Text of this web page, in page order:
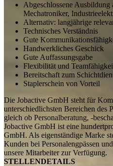
Abgeschlossene Ausbildung
Mechatroniker,
Alternativ: langjährige
Technisches Verständnis
Gute
Handwerkliches Geschick
Gute Auffassungsgabe
Flexibilität und
Bereitschaft zum
Staplerschein von Vorteil
Die Jobactive GmbH steht für
unterschiedlichsten Bereichen des
gleich ob Personalberatung, -
Jobactive GmbH ist eine
GmbH. Als eigenständige Marke
Kunden bei Personalengpässen
unsere Mitarbeiter zur Verfügung.
STELLENDETAILS